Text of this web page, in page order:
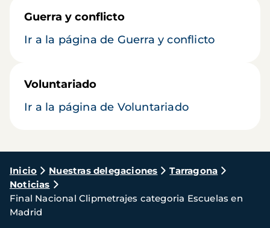
Guerra y conflicto
Ir a la página de Guerra y conflicto
Voluntariado
Ir a la página de Voluntariado
Ruta
de
navegación
Inicio Nuestras delegaciones
Tarragona
Noticias
Final Nacional Clipmetrajes categoria Escuelas en
Madrid